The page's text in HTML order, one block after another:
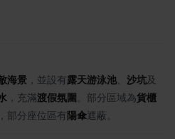
海景 ，並設有 露天游泳池 沙坑及
，充滿渡假氛圍 。部分區域為貨櫃
，部分座位區有 陽傘遮蔽。